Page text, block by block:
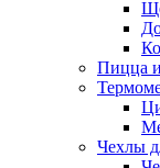
Пицца
Чехлы